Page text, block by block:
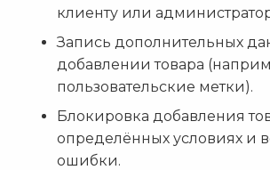
клиенту или
Запись дополнительных
добавлении товара
пользовательские метки).
Блокировка добавления
определённых условиях и
ошибки.